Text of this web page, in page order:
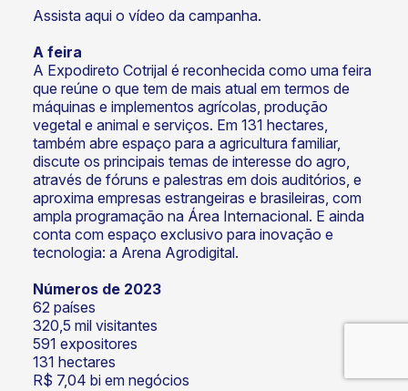
Assista aqui o vídeo da campanha.
A feira
A Expodireto Cotrijal é reconhecida como uma feira
que reúne o que tem de mais atual em termos de
máquinas e implementos agrícolas, produção
vegetal e animal e serviços. Em 131 hectares,
também abre espaço para a agricultura familiar,
discute os principais temas de interesse do agro,
através de fóruns e palestras em dois auditórios, e
aproxima empresas estrangeiras e brasileiras, com
ampla programação na Área Internacional. E ainda
conta com espaço exclusivo para inovação e
tecnologia: a Arena Agrodigital.
Números de 2023
62 países
320,5 mil visitantes
591 expositores
131 hectares
R$ 7,04 bi em negócios